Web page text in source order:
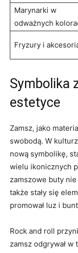
Marynarki w
odważnych
Fryzury i
Symbolika
estetyce
Zamsz, jako
swobodą. W
nową symbolikę,
wielu ikonicznych
zamszowe buty
także stały się
promował luz i
Rock and roll
zamsz odgrywał